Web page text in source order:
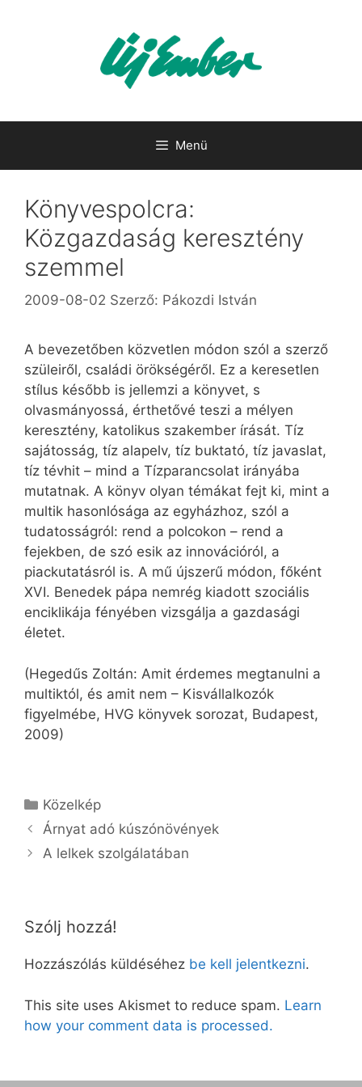
Menü
Könyvespolcra:
Közgazdaság keresztény
szemmel
2009-08-02 Szerző: Pákozdi István
A bevezetőben közvetlen módon szól a szerző
szüleiről, családi örökségéről. Ez a keresetlen
stílus később is jellemzi a könyvet, s
olvasmányossá, érthetővé teszi a mélyen
keresztény, katolikus szakember írását. Tíz
sajátosság, tíz alapelv, tíz buktató, tíz javaslat,
tíz tévhit – mind a Tízparancsolat irányába
mutatnak. A könyv olyan témákat fejt ki, mint a
multik hasonlósága az egyházhoz, szól a
tudatosságról: rend a polcokon – rend a
fejekben, de szó esik az innovációról, a
piackutatásról is. A mű újszerű módon, főként
XVI. Benedek pápa nemrég kiadott szociális
enciklikája fényében vizsgálja a gazdasági
életet.
(Hegedűs Zoltán: Amit érdemes megtanulni a
multiktól, és amit nem – Kisvállalkozók
figyelmébe, HVG könyvek sorozat, Budapest,
2009)
Kategória
Közelkép
Árnyat adó kúszónövények
A lelkek szolgálatában
Szólj hozzá!
Hozzászólás küldéséhez be kell jelentkezni.
This site uses Akismet to reduce spam. Learn
how your comment data is processed.